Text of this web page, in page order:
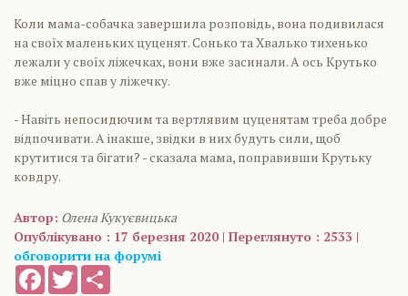
Коли мама-собачка завершила розповідь, вона подивилася
на своїх маленьких цуценят. Сонько та Хвалько тихенько
лежали у своїх ліжечках, вони вже засинали. А ось Крутько
вже міцно спав у ліжечку.
- Навіть непосидючим та вертлявим цуценятам треба добре
відпочивати. А інакше, звідки в них будуть сили, щоб
крутитися та бігати? - сказала мама, поправивши Крутьку
ковдру.
Автор: Олена Кукуєвицька
Опублікувано : 17 березня 2020 | Переглянуто : 2533 |
обговорити на форумі
FacebookTwitter